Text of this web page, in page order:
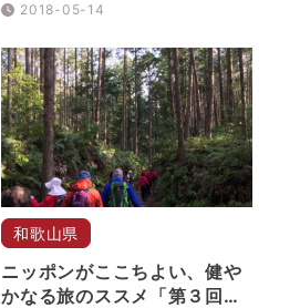
2018-05-14
和歌山県
ニッポンがここちよい、健や
かなる旅のススメ「第３回：